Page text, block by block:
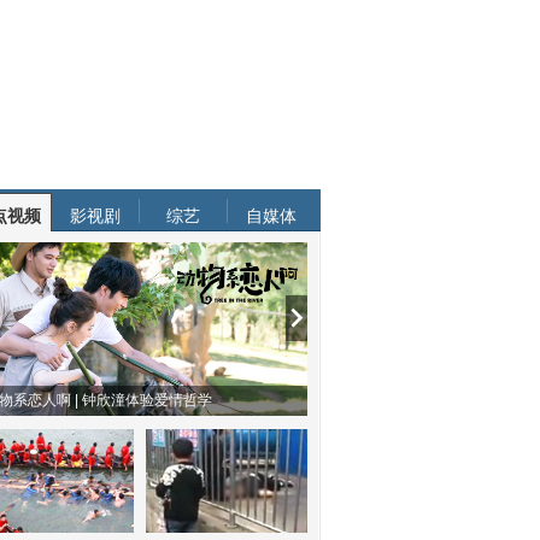
视频 影视剧 综艺 自媒体
系恋人啊 | 钟欣潼体验爱情哲学